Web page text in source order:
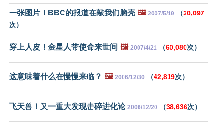
一张图片！BBC的报道在敲我们脑壳 🖼️ 2007/5/19 （30,097
次）
穿上人皮！金星人带使命来世间 🖼️ 2007/4/21 （60,080次）
这意味着什么在慢慢来临？ 🖼️ 2006/12/30 （42,819次）
飞天兽！又一重大发现击碎进化论 2006/12/20 （38,636次）